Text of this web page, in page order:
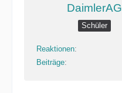
DaimlerAG
Schüler
Reaktionen
Beiträge